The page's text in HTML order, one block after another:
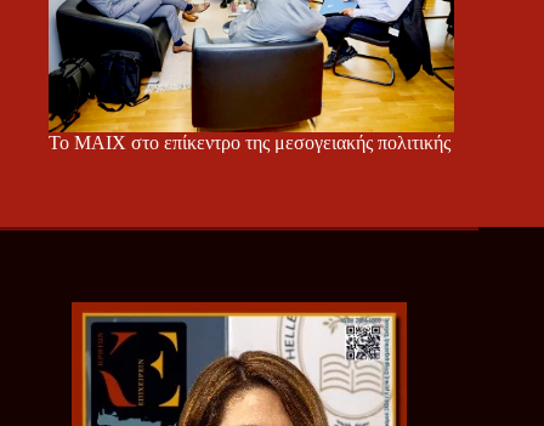
Το ΜΑΙΧ στο επίκεντρο της μεσογειακής πολιτικής